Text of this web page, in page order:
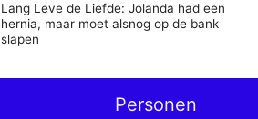
Lang Leve de Liefde: Jolanda had een
hernia, maar moet alsnog op de bank
slapen
Personen